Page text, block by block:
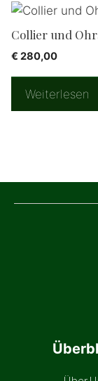
Collier und
€ 280,00
Weiterlesen